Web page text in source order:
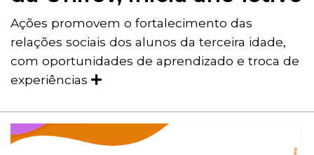
Ações promovem o fortalecimento das
relações sociais dos alunos da terceira idade,
com oportunidades de aprendizado e troca de
experiências